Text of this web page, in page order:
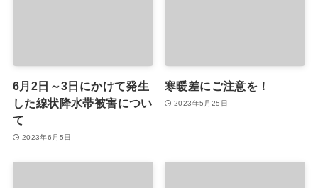
6月2日～3日にかけて発生
した線状降水帯被害につい
て
2023年6月5日
寒暖差にご注意を！
2023年5月25日